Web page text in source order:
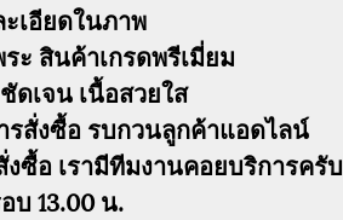
เอียดในภาพ
สินค้าเกรดพรีเมี่ยม
ดเจน เนื้อสวยใส
รสั่งซื้อ รบกวนลูกค้าแอดไลน์
ซื้อ เรามีทีมงานคอยบริการครับ
13.00 น.